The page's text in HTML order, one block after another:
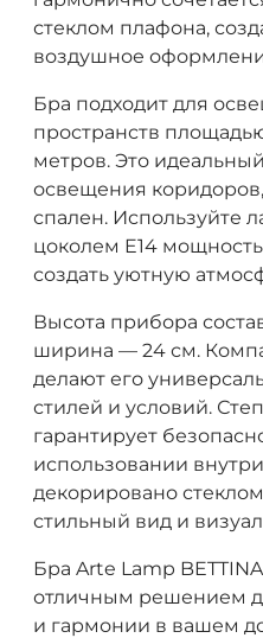
стеклом плафона,
воздушное
Бра подходит для
пространств
метров. Это
освещения коридоров,
спален. Используйте
цоколем E14
создать уютную
Высота прибора
ширина — 24 см.
делают его
стилей и условий.
гарантирует
использовании
декорировано
стильный вид и
Бра Arte Lamp BETTINA
отличным решением
и гармонии в вашем